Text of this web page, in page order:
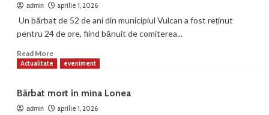
criță
pe
autostrada
admin aprilie 1, 2026
Un bărbat de 52 de ani din municipiul Vulcan a fost reținut
pentru 24 de ore, fiind bănuit de comiterea...
Read MoreRead
more
de
9
Actualitate eveniment
Bărbat mort în mina Lonea
admin aprilie 1, 2026